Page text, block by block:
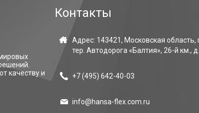
качеству и
Контакты
Адрес: 143421, Московская область,
тер. Автодорога «Балтия», 26-й км.,
+7 (495)642-40-03
info@hansa-flex.com.ru